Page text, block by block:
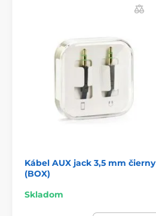
Kábel AUX jack 3,5 mm čierny
(BOX)
Skladom